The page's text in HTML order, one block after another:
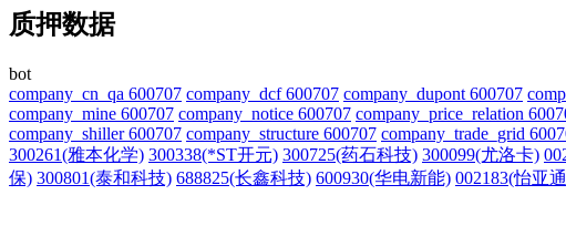
质押数据
bot
company_cn_qa 600707 company_dcf 600707 company_dupont 600707
company_mine 600707 company_notice 600707 company_price_relation
company_shiller 600707 company_structure 600707 company_trade_grid
300261(雅本化学) 300338(*ST开元) 300725(药石科技) 300099(尤洛卡)
保) 300801(泰和科技) 688825(长鑫科技) 600930(华电新能) 002183(怡亚